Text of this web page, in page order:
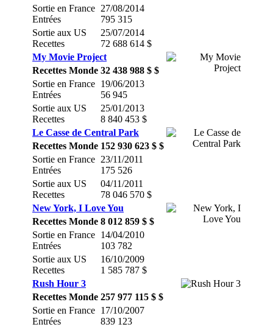
Sortie en France
Entrées
27/08/2014
795 315
Sortie aux US
Recettes
25/07/2014
72 688 614 $
My Movie Project
Recettes Monde 32 438 988 $ $
Sortie en France
Entrées
19/06/2013
56 945
Sortie aux US
Recettes
25/01/2013
8 840 453 $
Le Casse de Central Park
Recettes Monde 152 930 623 $ $
Sortie en France
Entrées
23/11/2011
175 526
Sortie aux US
Recettes
04/11/2011
78 046 570 $
New York, I Love You
Recettes Monde 8 012 859 $ $
Sortie en France
Entrées
14/04/2010
103 782
Sortie aux US
Recettes
16/10/2009
1 585 787 $
Rush Hour 3
Recettes Monde 257 977 115 $ $
Sortie en France
Entrées
17/10/2007
839 123